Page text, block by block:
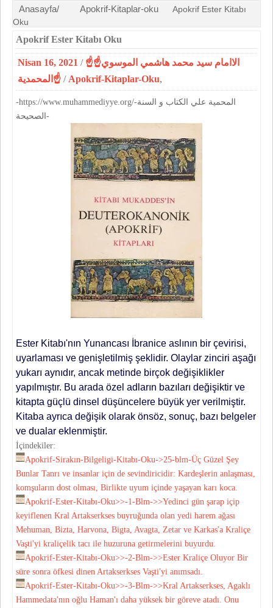
Anasayfa/ Apokrif-Kitaplar-oku
Apokrif Ester Kitabı
Oku
Apokrif Ester Kitabı Oku
Nisan 16, 2021 / ☝الاامام سيد محمد هاشمي الموسوي☝
المحمدية☝ / Apokrif-Kitaplar-Oku,
-https://www.muhammediyye.org/-المحمية علي الكتاب و السنة
الصحيحة-
Ester Kitabı'nın Yunancası İbranice aslının bir çevirisi,
uyarlaması ve ge­nişletilmiş şeklidir. Olaylar zinciri aşağı
yukarı aynıdır, ancak metinde birçokdeğişiklikler
yapılmıştır. Bu arada özel adların bazıları değişiktir ve
kitapta güçlü dinsel düşüncelere büyük yer verilmiştir.
Kitaba ayrıca değişik olarak önsöz, sonuç, bazı belgeler
ve dualar eklenmiştir.
İçindekiler:
Apokrif-Sirakın-Bilgeligi-Kitabı-Oku->25-blm-Üç Güzel Şey
Bunlar Tanrı ve insanlar için de sevindiricidir: Kardeşlerin anlaşması,
komşuların dost olması, Birlikte uyum içinde yaşayan karı koca.
Apokrif-Ester-Kitabı-Oku>>-1-Blm->>Yedinci gün şarap içip
keyifle­nen Kral Artakserkses buyruğunda olan yedi harem ağası
Mehuman, Bizta, Harvona, Bigta, Avagta, Zetar ve Karkas'a Kraliçe
Vaşti'yi kraliçelik tacı ile hu­zuruna getirmelerini buyurdu.
Apokrif-Ester-Kitabı-Oku>>-2-Blm->>Ester Kraliçe Oluyor Bir
süre sonra öfkesi dinen Artakserkses Vaşti'yi anımsadı.
Apokrif-Ester-Kitabı-Oku>>-3-Blm->>Kral Artakserkses, Agaklı
Hammedata'nın oğ­lu Haman'ı daha yüksek bir göreve atadı. Onu